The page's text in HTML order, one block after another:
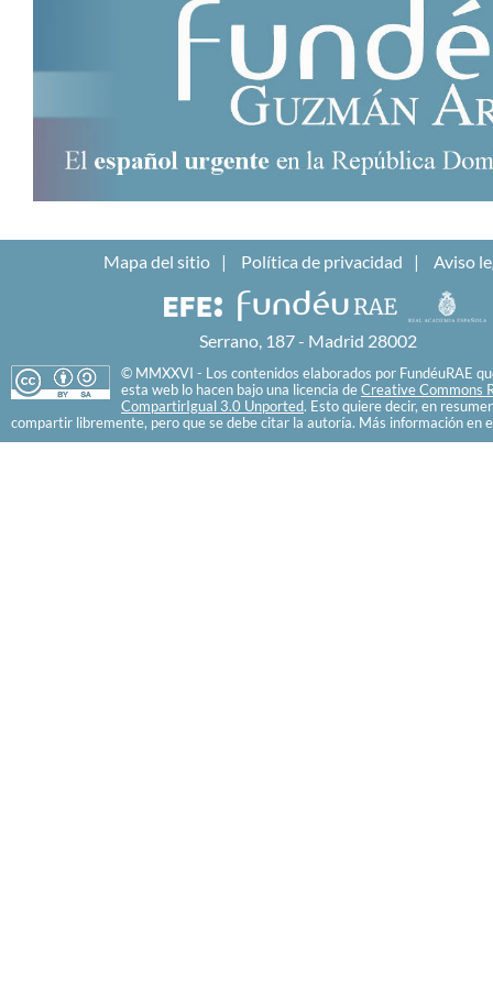
Mapa del sitio Política de privacidad Aviso
Serrano, 187 - Madrid 28002
© MMXXVI - Los contenidos elaborados por FundéuRAE
esta web lo hacen bajo una licencia de Creative Commons
CompartirIgual 3.0 Unported. Esto quiere decir, en
compartir libremente, pero que se debe citar la autoría. Más información en